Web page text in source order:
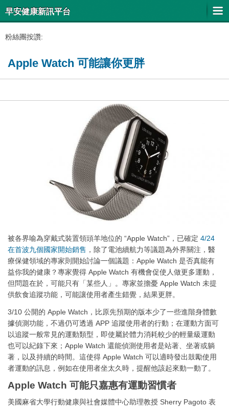
早安健康新訊平台
粉絲團按讚:
Apple Watch 可能讓你更胖
被各界喻為穿戴式裝置領頭羊地位的 “Apple Watch”，已確定 4/24
在首波九個國家開始銷售 ，除了電池續航力等議題為外界關注，醫
療保健領域的專家則開始討論一個議題：Apple Watch 是否真能有
益你我的健康？專家覺得 Apple Watch 有機會促使人做更多運動，
但問題在於，可能只有「某些人」。專家並擔憂 Apple Watch 未提
供飲食追蹤功能，可能讓使用者產生錯覺，結果更胖。
3/10 公開的 Apple Watch，比原先預期的版本少了一些進階身體數
據偵測功能，不過仍可透過 APP 追蹤使用者的行動；在運動方面可
以追蹤一般常見的運動類型，即使屬於體力消耗較少的輕量級運動
也可以紀錄下來；Apple Watch 還能偵測使用者是站著、坐著或躺
著，以及持續的時間。這使得 Apple Watch 可以適時發出鼓勵使用
者運動的訊息，例如在使用者坐太久時，提醒他該起來動一動了。
Apple Watch 可能只嘉惠有運動習慣者
美國麻省大學行動健康與社會媒體中心助理教授 Sherry Pagoto 表